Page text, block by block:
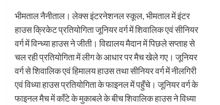
भीमताल नैनीताल। लेक्स इंटरनेशनल स्कूल, भीमताल में इंटर
हाउस क्रिकेट प्रतियोगिता जूनियर वर्ग में शिवालिक एवं सीनियर
वर्ग में विन्ध्या हाउस ने जीती। विद्यालय मैदान में पिछले सप्ताह से
चल रही प्रतियोगिता में लीग के आधार पर मैच खेले गए। जूनियर
वर्ग से शिवालिक एवं हिमालय हाउस तथा सीनियर वर्ग में नीलगिरी
एवं विध्या हाउस प्रतियोगिता के फाइनल में पहुँचे। जूनियर वर्ग के
फाइनल मैच में काँटे के मुकाबले के बीच शिवालिक हाउस ने विध्या